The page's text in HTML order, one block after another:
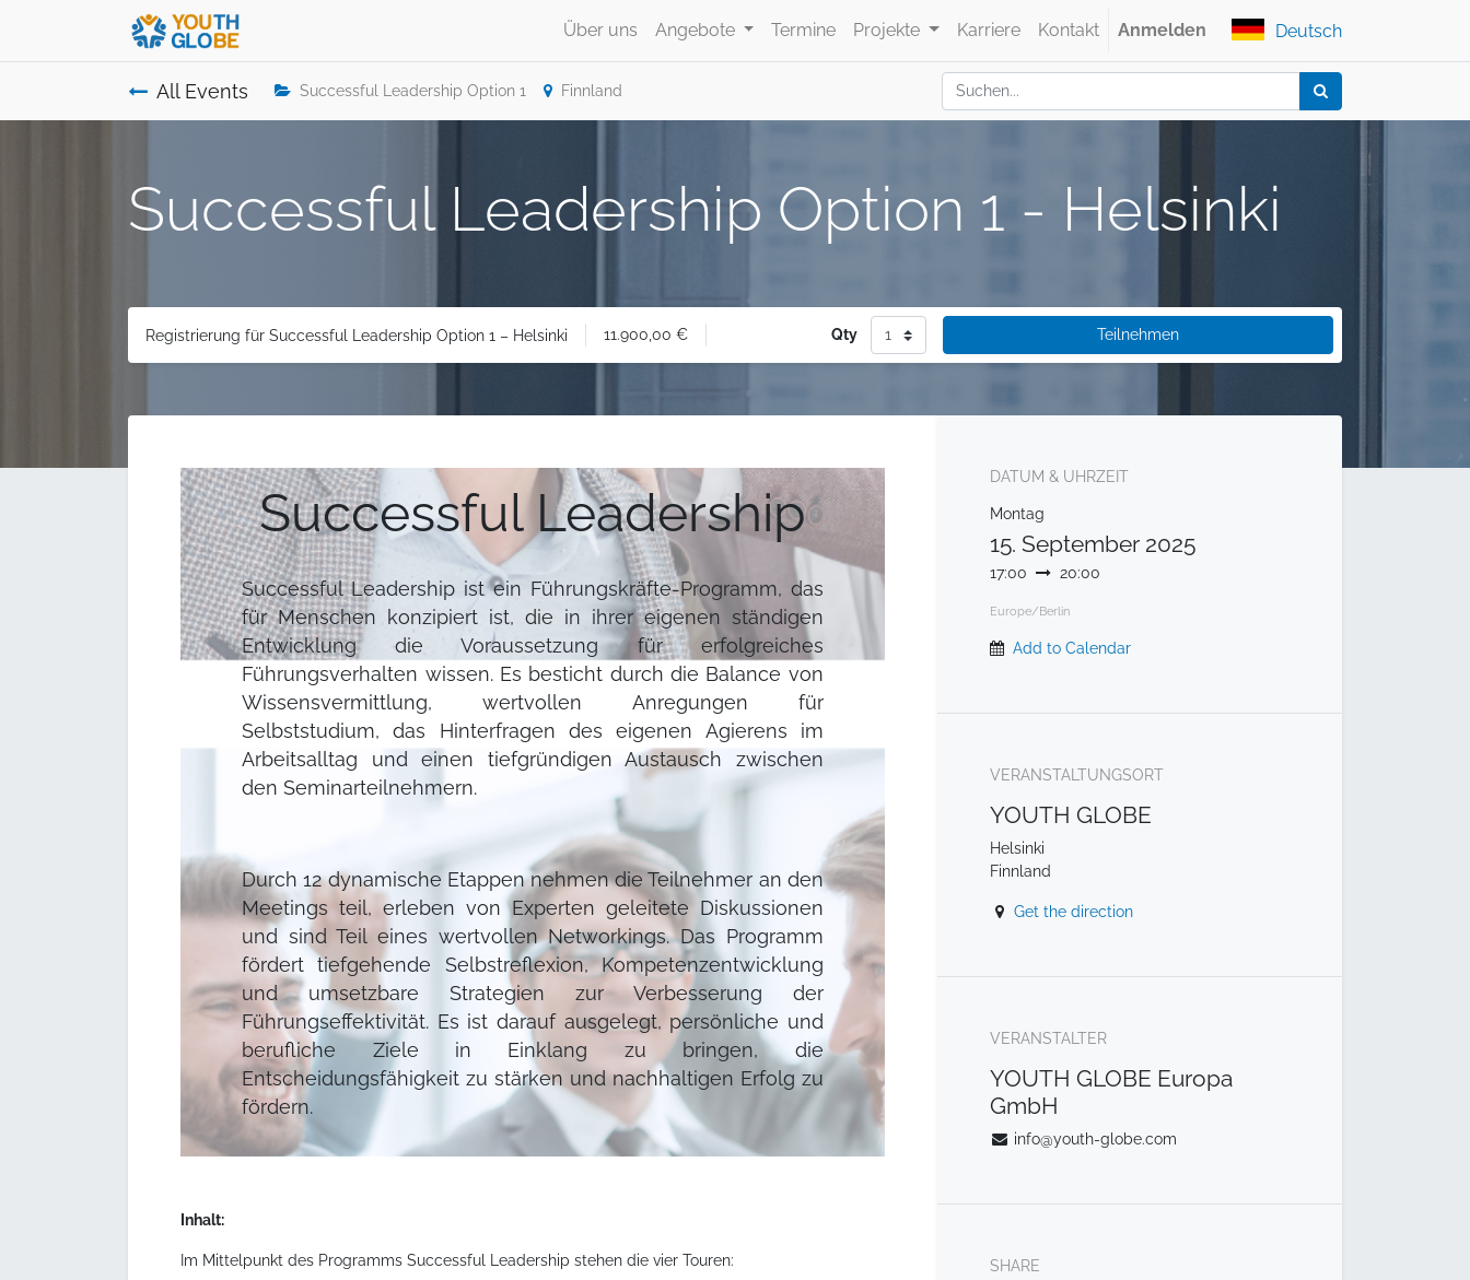
Über uns Angebote Termine Projekte Karriere Kontakt Anmelden Deutsch
All Events Successful Leadership Option 1 Finnland
Successful Leadership Option 1 - Helsinki
Registrierung für Successful Leadership Option 1 – Helsinki 11.900,00 € Qty Teilnehmen
Successful Leadership
Successful Leadership ist ein Führungskräfte-Programm, das
für Menschen konzipiert ist, die in ihrer eigenen ständigen
Entwicklung die Voraussetzung für erfolgreiches
Führungsverhalten wissen. Es besticht durch die Balance von
Wissensvermittlung, wertvollen Anregungen für
Selbststudium, das Hinterfragen des eigenen Agierens im
Arbeitsalltag und einen tiefgründigen Austausch zwischen
den Seminarteilnehmern.
Durch 12 dynamische Etappen nehmen die Teilnehmer an den
Meetings teil, erleben von Experten geleitete Diskussionen
und sind Teil eines wertvollen Networkings. Das Programm
fördert tiefgehende Selbstreflexion, Kompetenzentwicklung
und umsetzbare Strategien zur Verbesserung der
Führungseffektivität. Es ist darauf ausgelegt, persönliche und
berufliche Ziele in Einklang zu bringen, die
Entscheidungsfähigkeit zu stärken und nachhaltigen Erfolg zu
fördern.
Inhalt:
Im Mittelpunkt des Programms Successful Leadership stehen die vier Touren:
DATUM & UHRZEIT
Montag
15. September 2025
17:00 20:00
Europe/Berlin
Add to Calendar
VERANSTALTUNGSORT
YOUTH GLOBE
Helsinki
Finnland
Get the direction
VERANSTALTER
YOUTH GLOBE Europa
GmbH
info@youth-globe.com
SHARE